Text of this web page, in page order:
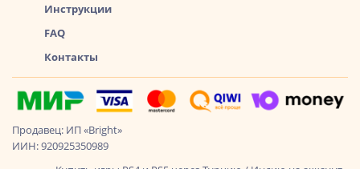
Инструкции
FAQ
Контакты
Продавец: ИП «Bright»
ИИН: 920925350989